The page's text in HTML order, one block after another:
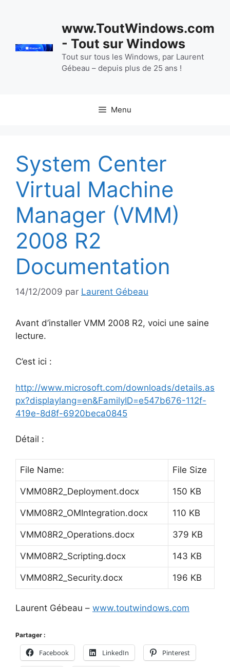
www.ToutWindows.com
- Tout sur Windows
Tout sur tous les Windows, par Laurent
Gébeau – depuis plus de 25 ans !
Menu
System Center
Virtual Machine
Manager (VMM)
2008 R2
Documentation
14/12/2009 par Laurent Gébeau
Avant d’installer VMM 2008 R2, voici une saine
lecture.
C’est ici :
http://www.microsoft.com/downloads/details.as
px?displaylang=en&FamilyID=e547b676-112f-
419e-8d8f-6920beca0845
Détail :
File Name: File Size
VMM08R2_Deployment.docx 150 KB
VMM08R2_OMIntegration.docx 110 KB
VMM08R2_Operations.docx 379 KB
VMM08R2_Scripting.docx 143 KB
VMM08R2_Security.docx 196 KB
Laurent Gébeau – www.toutwindows.com
Partager :
Facebook LinkedIn Pinterest